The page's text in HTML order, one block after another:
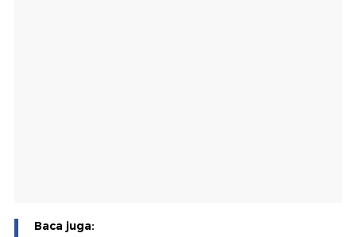
Baca juga: